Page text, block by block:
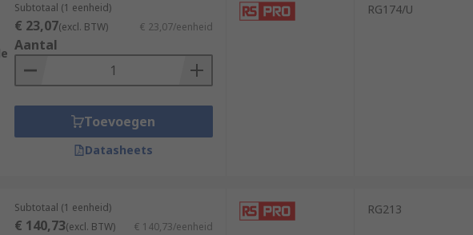
Subtotaal (1 eenheid)
€ 23,07(excl. BTW) € 23,07/eenheid
Aantal
Toevoegen
Datasheets
RG174/U
Subtotaal (1 eenheid)
€ 140,73(excl. BTW) € 140,73/eenheid
RG213